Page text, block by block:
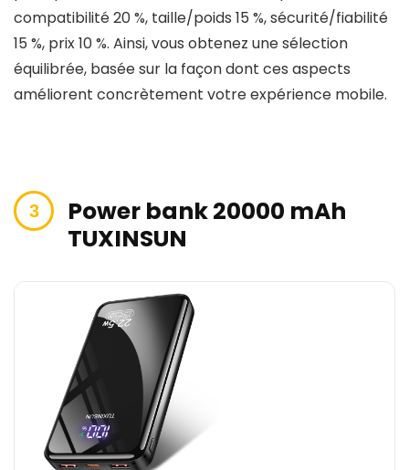
compatibilité 20 %, taille/poids 15 %, sécurité/fiabilité
15 %, prix 10 %. Ainsi, vous obtenez une sélection
équilibrée, basée sur la façon dont ces aspects
améliorent concrètement votre expérience mobile.
Power bank 20000 mAh
TUXINSUN